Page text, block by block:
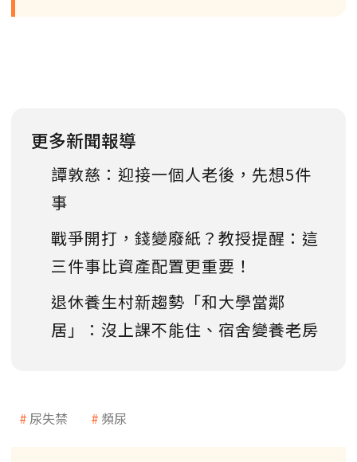
更多新聞報導
譚敦慈：迎接一個人老後，先想5件
事
戰爭開打，錢變廢紙？教授提醒：這
三件事比資產配置更重要！
退休養生村新趨勢「和大學當鄰
居」：沒上課不能住、宿舍變養老房
尿失禁 頻尿